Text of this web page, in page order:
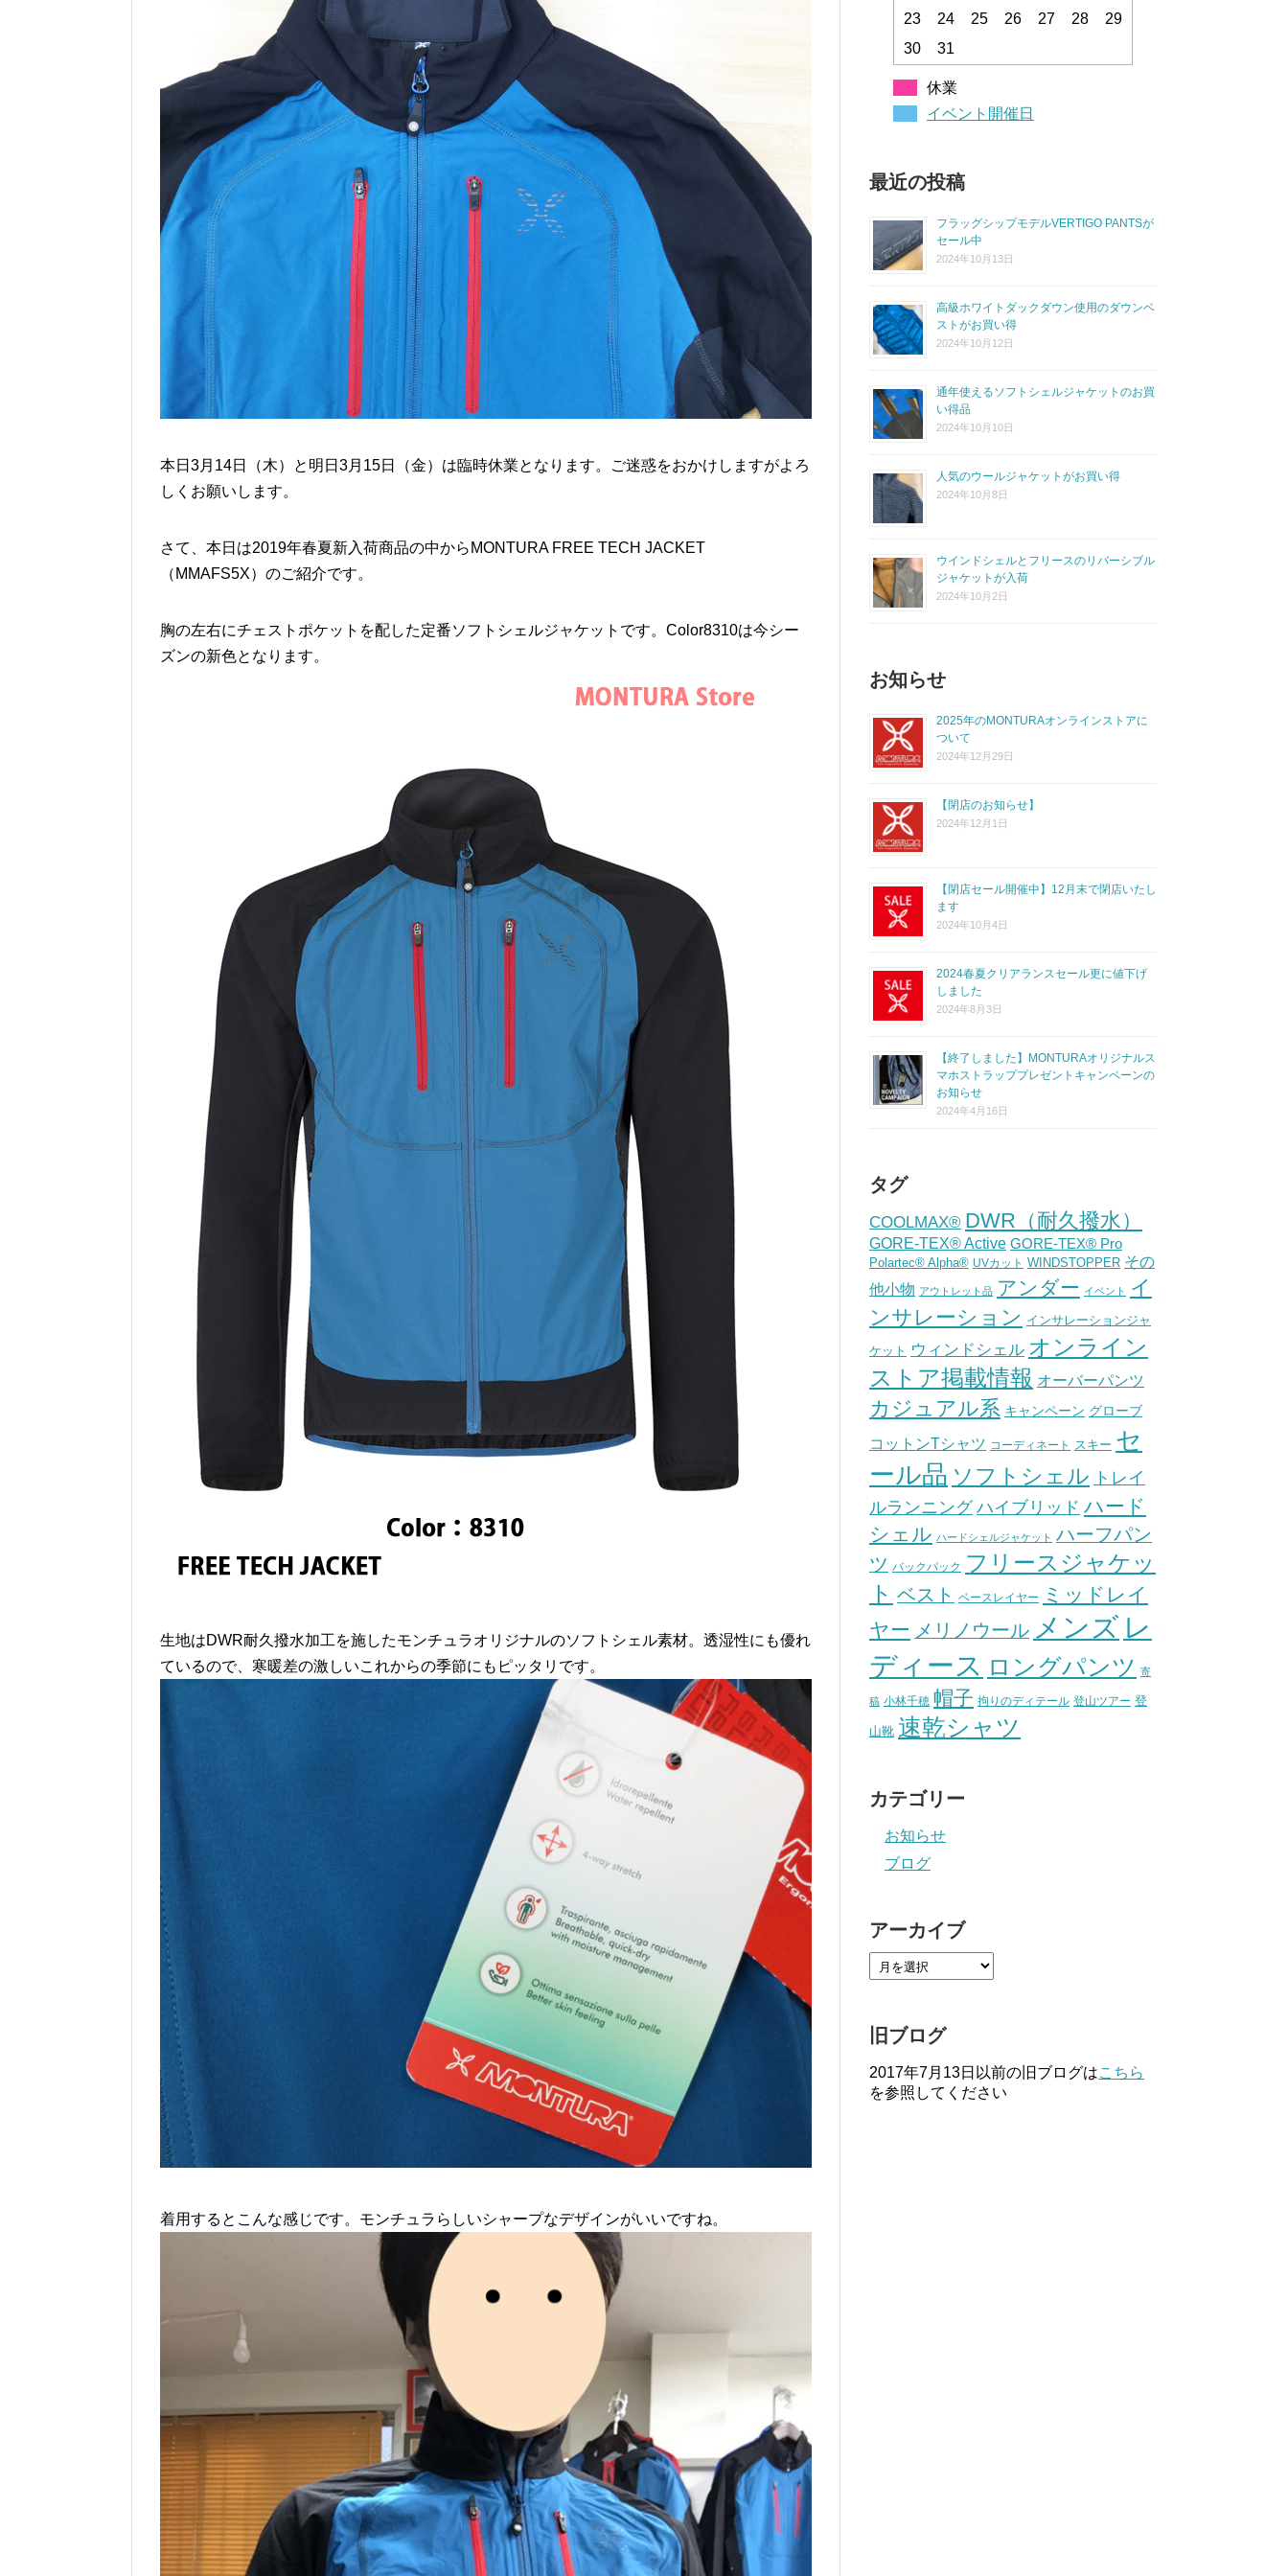
本日3月14日（木）と明日3月15日（金）は臨時休業となります。ご迷惑をおかけしますがよろ
しくお願いします。
さて、本日は2019年春夏新入荷商品の中からMONTURA FREE TECH JACKET
（MMAFS5X）のご紹介です。
胸の左右にチェストポケットを配した定番ソフトシェルジャケットです。Color8310は今シー
ズンの新色となります。
生地はDWR耐久撥水加工を施したモンチュラオリジナルのソフトシェル素材。透湿性にも優れ
ているので、寒暖差の激しいこれからの季節にもピッタリです。
着用するとこんな感じです。モンチュラらしいシャープなデザインがいいですね。
23 24 25 26 27 28
29
30
31
休業
イベント開催日
最近の投稿
フラッグシップモデルVERTIGO PANTSが
セール中
2024年10月13日
高級ホワイトダックダウン使用のダウンベ
ストがお買い得
2024年10月12日
通年使えるソフトシェルジャケットのお買
い得品
2024年10月10日
人気のウールジャケットがお買い得
2024年10月8日
ウインドシェルとフリースのリバーシブル
ジャケットが入荷
2024年10月2日
お知らせ
2025年のMONTURAオンラインストアに
ついて
2024年12月29日
【閉店のお知らせ】
2024年12月1日
【閉店セール開催中】12月末で閉店いたし
ます
2024年10月4日
2024春夏クリアランスセール更に値下げ
しました
2024年8月3日
【終了しました】MONTURAオリジナルス
マホストラッププレゼントキャンペーンの
お知らせ
2024年4月16日
タグ
COOLMAX® DWR（耐久撥水）
GORE-TEX® Active GORE-TEX® Pro
Polartec® Alpha® UVカット WINDSTOPPER その
他小物 アウトレット品 アンダー イベント
イ
ンサレーション インサレーションジャ
ケット ウィンドシェル オンライン
ストア掲載情報 オーバーパンツ
カジュアル系 キャンペーン グローブ
コットンTシャツ コーディネート スキー セ
ール品 ソフトシェル トレイ
ルランニング ハイブリッド ハード
シェル ハードシェルジャケット ハーフパン
ツ バックパック
フリースジャケッ
ト ベスト ベースレイヤー
ミッドレイ
ヤー メリノウール メンズ レ
ディース ロングパンツ 寄
稿 小林千穂 帽子 拘りのディテール 登山ツアー 登
山靴 速乾シャツ
カテゴリー
お知らせ
ブログ
アーカイブ
旧ブログ
2017年7月13日以前の旧ブログはこちら
を参照してください